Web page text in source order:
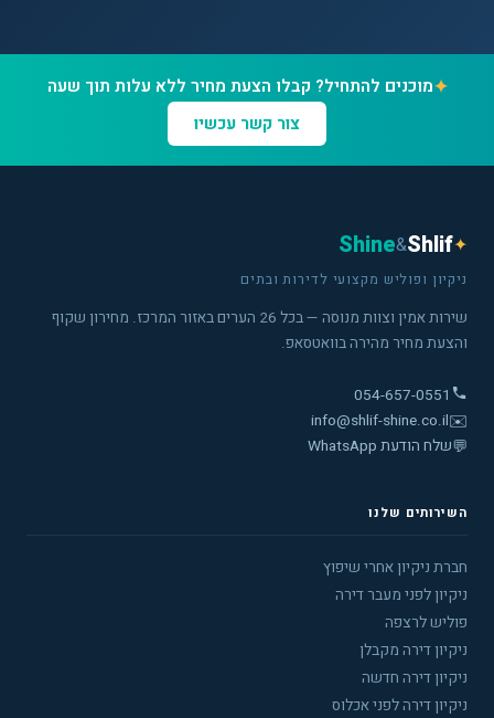
✦מוכנים להתחיל? קבלו הצעת מחיר ללא עלות תוך שעה
צור קשר עכשיו
✦
Shlif
&
Shine
ניקיון ופוליש מקצועי לדירות ובתים
שירות אמין וצוות מנוסה — בכל 26 הערים באזור המרכז. מחירון שקוף
והצעת מחיר מהירה בוואטסאפ.
054-657-0551
✉️
info@shlif-shine.co.il
💬שלח הודעת WhatsApp
השירותים שלנו
חברת ניקיון אחרי שיפוץ
ניקיון לפני מעבר דירה
פוליש לרצפה
ניקיון דירה מקבלן
ניקיון דירה חדשה
ניקיון דירה לפני אכלוס